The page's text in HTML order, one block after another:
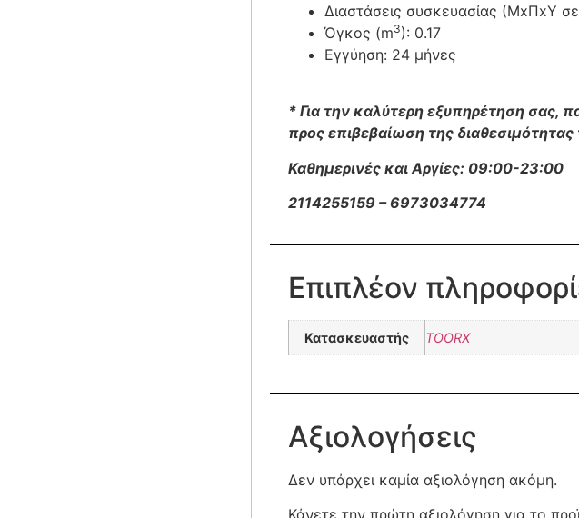
Διαστάσεις συσκευασίας (ΜxΠxΥ
Όγκος (m3): 0.17
Εγγύηση: 24 μήνες
* Για την καλύτερη εξυπηρέτηση σας,
προς επιβεβαίωση της
Καθημερινές και Αργίες: 09:00-23:00
2114255159 – 6973034774
Επιπλέον
Κατασκευαστής TOORX
Αξιολογήσεις
Δεν υπάρχει καμία αξιολόγηση ακόμη.